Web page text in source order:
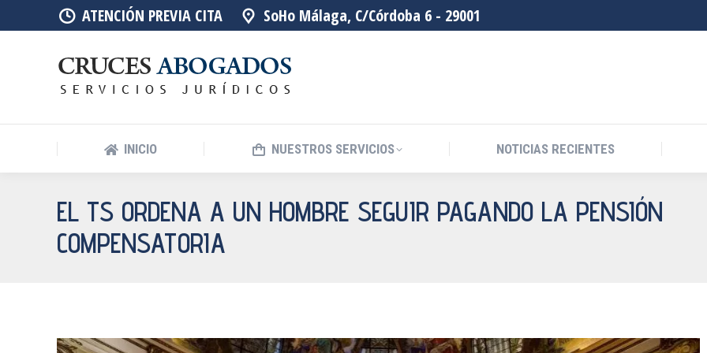
ATENCIÓN PREVIA CITA SoHo Málaga, C/Córdoba 6 - 29001
INICIO NUESTROS SERVICIOS NOTICIAS RECIENTES
EL TS ORDENA A UN HOMBRE SEGUIR PAGANDO LA PENSIÓN
COMPENSATORIA